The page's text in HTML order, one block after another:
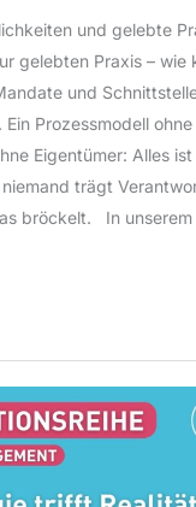
und gelebte
gelebten Praxis – wie
und
Prozessmodell
Eigentümer: Alles
trägt
bröckelt. In